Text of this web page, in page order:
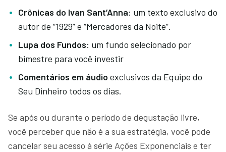
Crônicas do Ivan Sant’Anna: um texto exclusivo do
autor de “1929” e “Mercadores da Noite”.
Lupa dos Fundos: um fundo selecionado por
bimestre para você investir
Comentários em áudio exclusivos da Equipe do
Seu Dinheiro todos os dias.
Se após ou durante o período de degustação livre,
você perceber que não é a sua estratégia, você pode
cancelar seu acesso à série Ações Exponenciais e ter